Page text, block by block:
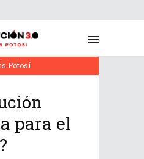
Potosí
para el